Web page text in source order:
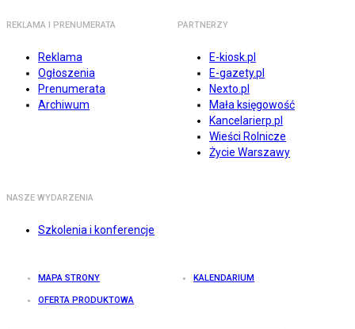
REKLAMA I PRENUMERATA
Reklama
Ogłoszenia
Prenumerata
Archiwum
PARTNERZY
E-kiosk.pl
E-gazety.pl
Nexto.pl
Mała księgowość
Kancelarierp.pl
Wieści Rolnicze
Życie Warszawy
NASZE WYDARZENIA
Szkolenia i konferencje
MAPA STRONY KALENDARIUM
OFERTA PRODUKTOWA